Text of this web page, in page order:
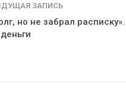
ЗАПИСЬ
но не забрал